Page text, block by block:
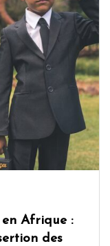
en Afrique :
des